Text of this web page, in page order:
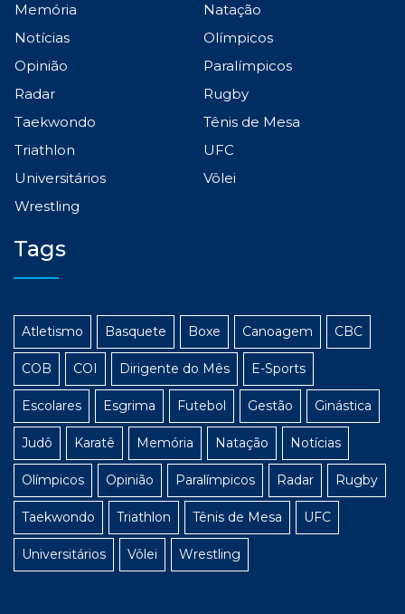
Memória
Natação
Notícias
Olímpicos
Opinião
Paralímpicos
Radar
Rugby
Taekwondo
Tênis de Mesa
Triathlon
UFC
Universitários
Vôlei
Wrestling
Tags
Atletismo Basquete Boxe Canoagem CBC
COB COI Dirigente do Mês E-Sports
Escolares Esgrima Futebol Gestão Ginástica
Judô Karatê Memória Natação Notícias
Olímpicos Opinião Paralímpicos Radar Rugby
Taekwondo Triathlon Tênis de Mesa UFC
Universitários Vôlei Wrestling